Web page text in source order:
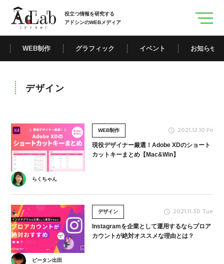
役立つ情報を研究する
アドシンのWEBメディア
WEB制作 グラフィック イベント お知らせ
デザイン
WEB制作 2021.12.10 Fri
現役デザイナー厳選！Adobe XDのショート
カットキーまとめ【Mac&Win】
らくちゃん
デザイン 2021.11.30 Tue
Instagramを企業として運用するならプロア
カウントが絶対オススメな理由とは？
ピータン出田